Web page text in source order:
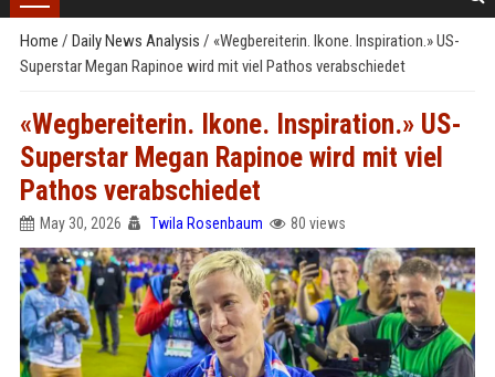
Home / Daily News Analysis / «Wegbereiterin. Ikone. Inspiration.» US-
Superstar Megan Rapinoe wird mit viel Pathos verabschiedet
«Wegbereiterin. Ikone. Inspiration.» US-
Superstar Megan Rapinoe wird mit viel
Pathos verabschiedet
May 30, 2026 Twila Rosenbaum 80 views